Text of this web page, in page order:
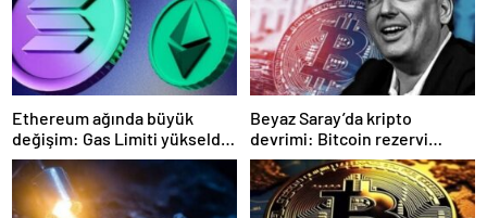
Ethereum ağında büyük
değişim: Gas Limiti yükseldi,
işlem ücretleri düşebilir mi?
Beyaz Saray’da kripto
devrimi: Bitcoin rezervi
gerçek olabilir mi?